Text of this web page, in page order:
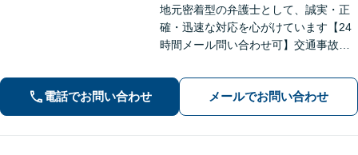
地元密着型の弁護士として、誠実・正
確・迅速な対応を心がけています【24
時間メール問い合わせ可】交通事故／
幅広く対応。新しい人生のスタートを
切るお手伝いをします【市電水族館口
駅2分】【完全個室】
電話でお問い合わせ メールでお問い合わせ